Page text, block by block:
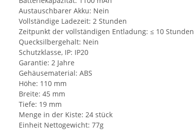
Austauschbarer Akku: Nein
Vollständige Ladezeit: 2 Stunden
Zeitpunkt der vollständigen Entladung: ≤ 10 Stunden
Quecksilbergehalt: Nein
Schutzklasse, IP: IP20
Garantie: 2 Jahre
Gehäusematerial: ABS
Höhe: 110 mm
Breite: 45 mm
Tiefe: 19 mm
Menge in der Kiste: 24 stück
Einheit Nettogewicht: 77g